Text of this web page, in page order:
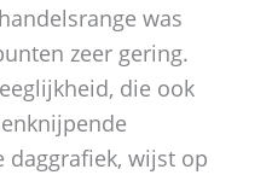
was
zeer gering.
die ook
daggrafiek, wijst op